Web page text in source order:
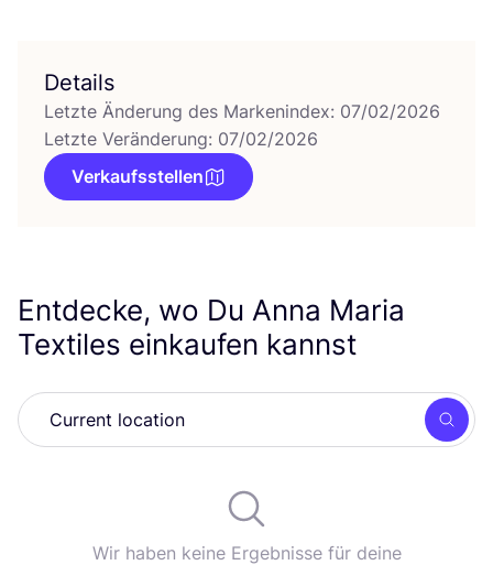
Details
Letzte Änderung des Markenindex: 07/02/2026
Letzte Veränderung: 07/02/2026
Verkaufsstellen
Entdecke, wo Du Anna Maria
Textiles einkaufen kannst
Wir haben keine Ergebnisse für deine